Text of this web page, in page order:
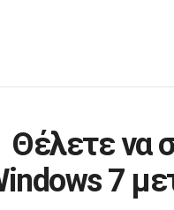
Θέλετε να
7